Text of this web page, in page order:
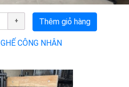
Thêm giỏ hàng
GHẾ CÔNG NHÂN